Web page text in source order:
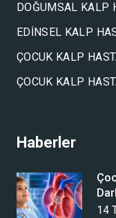
DOĞUMSAL KALP
EDINSEL KALP
ÇOCUK KALP
ÇOCUK KALP
Haberler
14